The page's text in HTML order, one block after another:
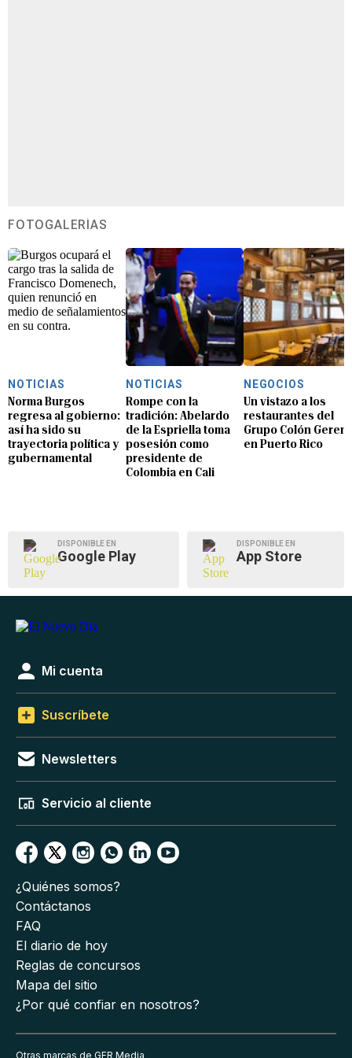
FOTOGALERÍAS
NOTICIAS
Norma Burgos
regresa al gobierno:
así ha sido su
trayectoria política y
gubernamental
NOTICIAS
Rompe con la
tradición: Abelardo
de la Espriella toma
posesión como
presidente de
Colombia en Cali
NEGOCIOS
Un vistazo a los
restaurantes del
Grupo Colón
en Puerto Rico
DISPONIBLE EN
Google Play
DISPONIBLE EN
App Store
Mi cuenta
Suscríbete
Newsletters
Servicio al cliente
¿Quiénes somos?
Contáctanos
FAQ
El diario de hoy
Reglas de concursos
Mapa del sitio
¿Por qué confiar en nosotros?
Otras marcas de GFR Media